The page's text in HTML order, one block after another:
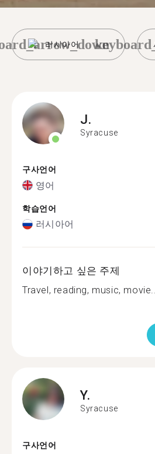
러시아어
J.
Syracuse
구사언어
영어
학습언어
러시아어
이야기하고 싶은 주제
Travel, reading, music,
Y.
Syracuse
구사언어